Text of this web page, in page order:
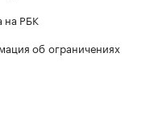
на РБК
об ограничениях